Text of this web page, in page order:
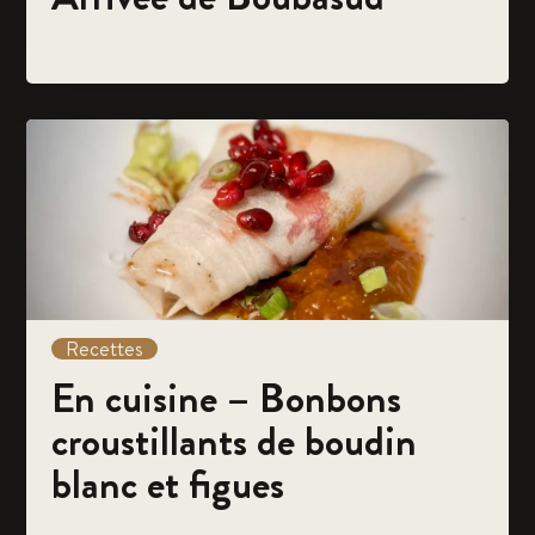
Recettes
En cuisine – Bonbons
croustillants de boudin
blanc et figues